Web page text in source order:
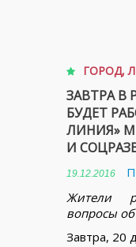
ГОРОД,
ЗАВТРА В
БУДЕТ
ЛИНИЯ»
И
19.12.2016
Жители
вопросы
Завтра, 20